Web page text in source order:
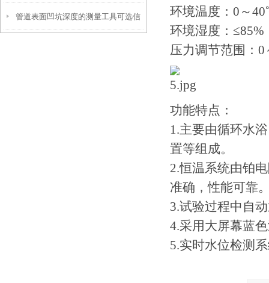
参数！
管道表面凹坑深度的测量工具可选信
环境温度：0～
环境湿度：≤85%
压力调节范围：0
功能特点：
1.主要由循环水
置等组成。
2.恒温系统由铂
准确，性能可靠
3.试验过程中自
4.采用大屏幕蓝
5.实时水位检测